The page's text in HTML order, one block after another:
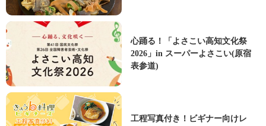
心踊る！「よさこい高知文化祭
2026」in スーパーよさこい(原宿
表参道)
工程写真付き！ビギナー向けレ